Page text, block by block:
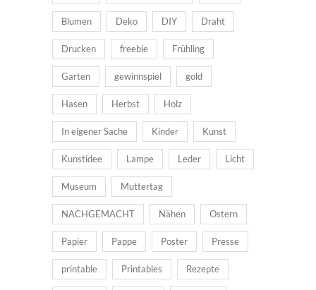
Blumen Deko DIY Draht
Drucken freebie Frühling
Garten gewinnspiel gold
Hasen Herbst Holz
In eigener Sache Kinder Kunst
Kunstidee Lampe Leder Licht
Museum Muttertag
NACHGEMACHT Nähen Ostern
Papier Pappe Poster Presse
printable Printables Rezepte